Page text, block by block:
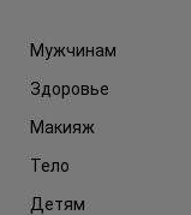
Мужчинам
Здоровье
Макияж
Тело
Детям